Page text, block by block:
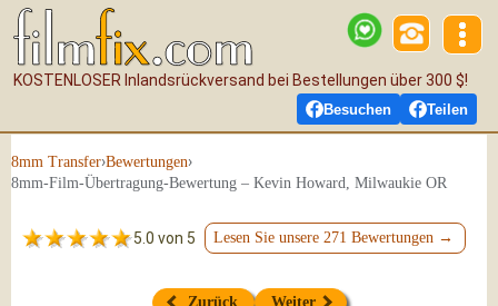
Besuchen Teilen
KOSTENLOSER Inlandsrückversand bei Bestellungen über 300 $!
8mm Transfer›Bewertungen›
8mm-Film-Übertragung-Bewertung – Kevin Howard, Milwaukie OR
5.0 von 5 Lesen Sie unsere 271 Bewertungen →
Zurück Weiter